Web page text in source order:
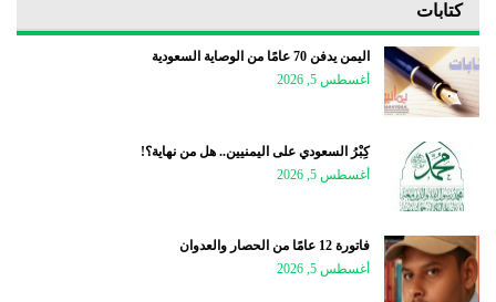
كتابات
اليمن يدفن 70 عامًا من الوصاية السعودية
أغسطس 5, 2026
كِبْرُ السعودي على اليمنيين.. هل من نهاية؟!
أغسطس 5, 2026
فاتورة 12 عامًا من الحصار والعدوان
أغسطس 5, 2026